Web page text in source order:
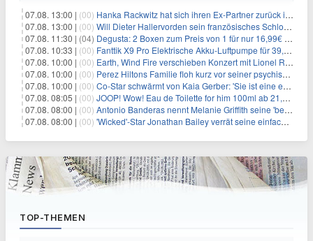
07.08. 13:00 | (00) Hanka Rackwitz hat sich ihren Ex-Partner zurück ins Haus geholt
07.08. 13:00 | (00) Will Dieter Hallervorden sein französisches Schloss verkaufen?
07.08. 11:30 | (04) Degusta: 2 Boxen zum Preis von 1 für nur 16,99€ inkl. Versand
07.08. 10:33 | (00) Fanttik X9 Pro Elektrische Akku-Luftpumpe für 39,99€
07.08. 10:00 | (00) Earth, Wind Fire verschieben Konzert mit Lionel Richie nach medizinischem Notfall
07.08. 10:00 | (00) Perez Hiltons Familie floh kurz vor seiner psychischen Krise aus dem Haus
07.08. 10:00 | (00) Co-Star schwärmt von Kaia Gerber: 'Sie ist eine echte Künstlerin'
07.08. 08:05 | (00) JOOP! Wow! Eau de Toilette for him 100ml ab 21,84€ im Sparabo
07.08. 08:00 | (00) Antonio Banderas nennt Melanie Griffith seine 'beste Freundin'
07.08. 08:00 | (00) 'Wicked'-Star Jonathan Bailey verrät seine einfache Hautpflegeroutine
TOP-THEMEN